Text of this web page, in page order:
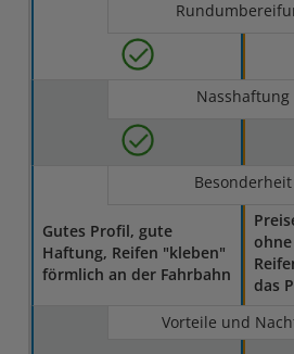
Nasshaftung
Besonderheit
Gutes Profil, gute
Haftung, Reifen "kleben"
förmlich an der Fahrbahn
ohne
das
Vorteile und